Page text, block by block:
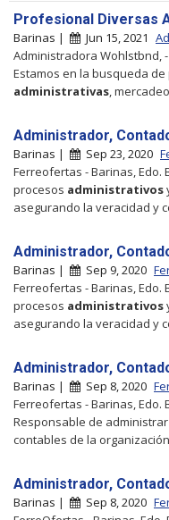
Profesional Diversas
Barinas | Jun 15, 2021
Administradora Wohlstbnd,
Estamos en la busqueda
administrativas ,
Administrador,
Barinas | Sep 23, 2020
Ferreofertas - Barinas, Edo.
procesos administrativos
asegurando la veracidad y
Administrador,
Barinas | Sep 9, 2020
Ferreofertas - Barinas, Edo.
procesos administrativos
asegurando la veracidad y
Administrador,
Barinas | Sep 8, 2020
Ferreofertas - Barinas, Edo.
Responsable de
contables de la
Administrador,
Barinas | Sep 8, 2020